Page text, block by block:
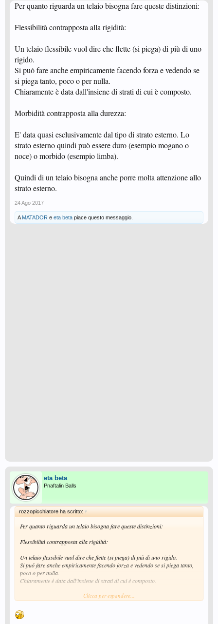
Per quanto riguarda un telaio bisogna fare queste distinzioni:
Flessibilità contrapposta alla rigidità:
Un telaio flessibile vuol dire che flette (si piega) di più di uno
rigido.
Si puó fare anche empiricamente facendo forza e vedendo se
si piega tanto, poco o per nulla.
Chiaramente è data dall'insiene di strati di cui è composto.
Morbidità contrapposta alla durezza:
E' data quasi esclusivamente dal tipo di strato esterno. Lo
strato esterno quindi può essere duro (esempio mogano o
noce) o morbido (esempio limba).
Quindi di un telaio bisogna anche porre molta attenzione allo
strato esterno.
24 Ago 2017
A MATADOR e eta beta piace questo messaggio.
eta beta
Pnaftalin Balls
rozzopicchiatore ha scritto: ↑
Per quanto riguarda un telaio bisogna fare queste distinzioni:
Flessibilità contrapposta alla rigidità:
Un telaio flessibile vuol dire che flette (si piega) di più di uno rigido.
Si puó fare anche empiricamente facendo forza e vedendo se si piega tanto,
poco o per nulla.
Chiaramente è data dall'insiene di strati di cui è composto.
Morbidità contrapposta alla durezza:
E' data quasi esclusivamente dal tipo di strato esterno. Lo strato esterno
quindi può essere duro (esempio mogano o noce) o morbido (esempio
Clicca per espandere...